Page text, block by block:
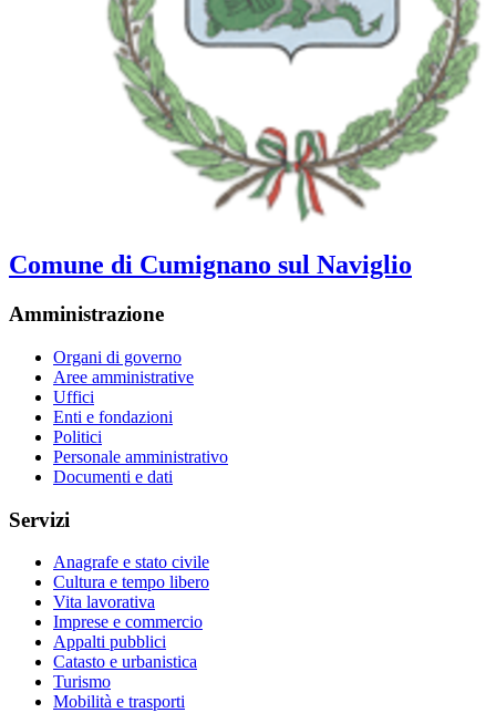
Comune di Cumignano sul Naviglio
Amministrazione
Organi di governo
Aree amministrative
Uffici
Enti e fondazioni
Politici
Personale amministrativo
Documenti e dati
Servizi
Anagrafe e stato civile
Cultura e tempo libero
Vita lavorativa
Imprese e commercio
Appalti pubblici
Catasto e urbanistica
Turismo
Mobilità e trasporti